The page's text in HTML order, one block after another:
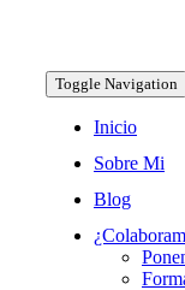
Toggle Navigation
Inicio
Sobre Mi
Blog